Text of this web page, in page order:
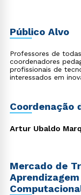
Público Alvo
Professores de
coordenadores
profissionais de
interessados em
Coordenação
Artur Ubaldo
Mercado de